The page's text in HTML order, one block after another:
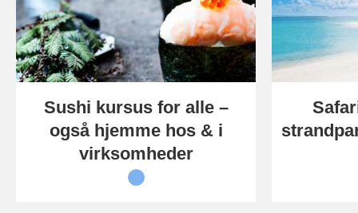
Sushi kursus for alle –
også hjemme hos & i
virksomheder